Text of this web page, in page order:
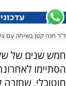
ד”ר חנה קטן בשיחה עם
חמש שנים של
הסתיימו
חוטובלי,